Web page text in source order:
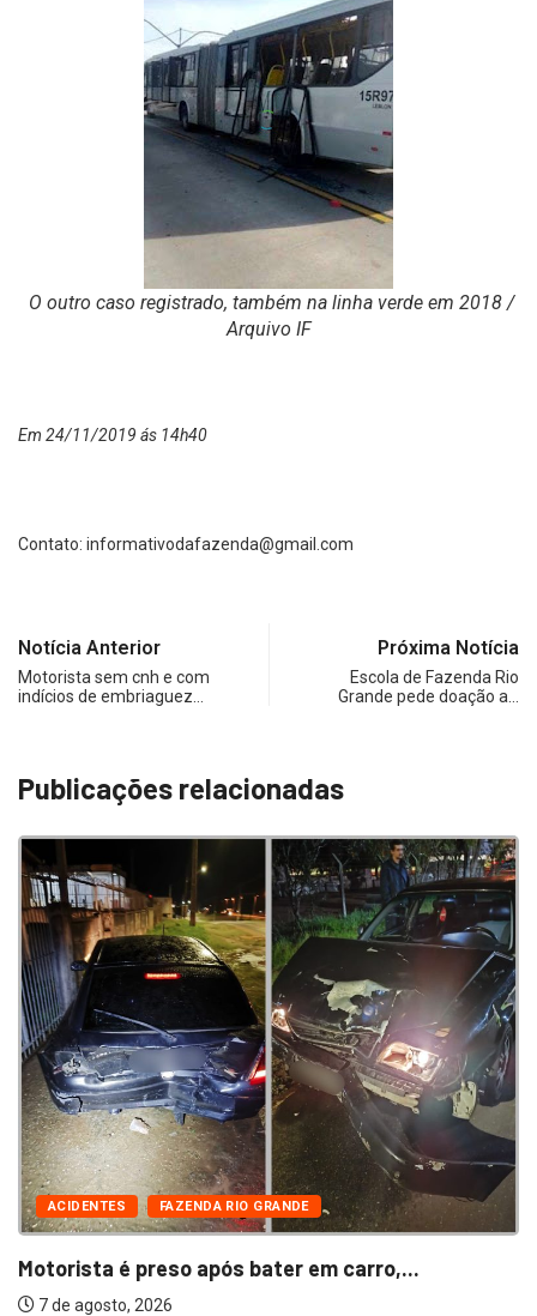
O outro caso registrado, também na linha verde em 2018 /
Arquivo IF
Em 24/11/2019 ás 14h40
Contato: informativodafazenda@gmail.com
Notícia Anterior
Motorista sem cnh e com
indícios de embriaguez…
Próxima Notícia
Escola de Fazenda Rio
Grande pede doação a…
Publicações relacionadas
ACIDENTES FAZENDA RIO GRANDE
Motorista é preso após bater em carro,...
7 de agosto, 2026